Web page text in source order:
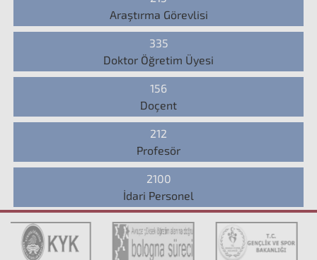
Araştırma Görevlisi
335
Doktor Öğretim Üyesi
156
Doçent
212
Profesör
2100
İdari Personel